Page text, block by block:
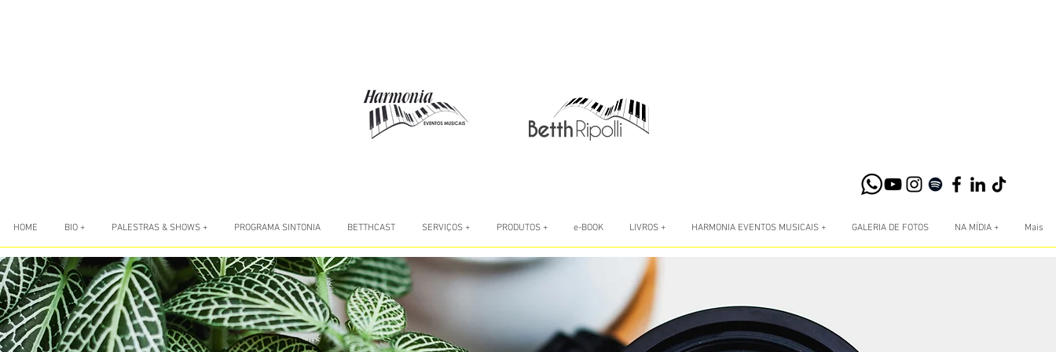
HOME BIO + PALESTRAS & SHOWS + PROGRAMA SINTONIA BETTHCAST SERVIÇOS + PRODUTOS + e-BOOK LIVROS + HARMONIA EVENTOS MUSICAIS + GALERIA DE FOTOS NA MÍDIA + Mais